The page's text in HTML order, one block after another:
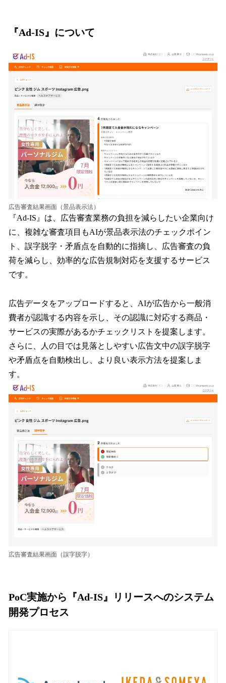
『Ad-IS』について
広告審査結果画面（景品表示法）
『Ad-IS』は、広告審査業務の負担を減らしたい企業向け
に、複雑な審査項目もAIが景品表示法のチェックポイン
ト、誤字脱字・矛盾点を自動的に指摘し、広告審査の負
荷を減らし、効率的な広告規制対応を支援するサービス
です。
広告データをアップロードすると、AIが広告から一般消
費者が認識する内容を示し、その認識に対応する商品・
サービスの実際があるかチェックリストを提案します。
さらに、人の目では見落としやすい広告文中の誤字脱字
や矛盾点を自動検出し、より良い表示方法を提案しま
す。
広告審査結果画面（誤字脱字）
PoC実施から『Ad-IS』リリースへのシステム
開発プロセス